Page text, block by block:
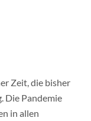
Zeit, die bisher
Die Pandemie
in allen